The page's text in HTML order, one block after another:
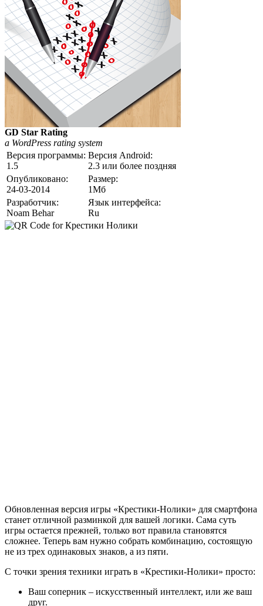
GD Star Rating
a WordPress rating system
Версия программы:
1.5
Версия Android:
2.3 или более поздняя
Опубликовано:
24-03-2014
Размер:
1Мб
Разработчик:
Noam Behar
Язык интерфейса:
Ru
Обновленная версия игры «Крестики-Нолики» для смартфона
станет отличной разминкой для вашей логики. Сама суть
игры остается прежней, только вот правила становятся
сложнее. Теперь вам нужно собрать комбинацию, состоящую
не из трех одинаковых знаков, а из пяти.
С точки зрения техники играть в «Крестики-Нолики» просто:
Ваш соперник – искусственный интеллект, или же ваш
друг.